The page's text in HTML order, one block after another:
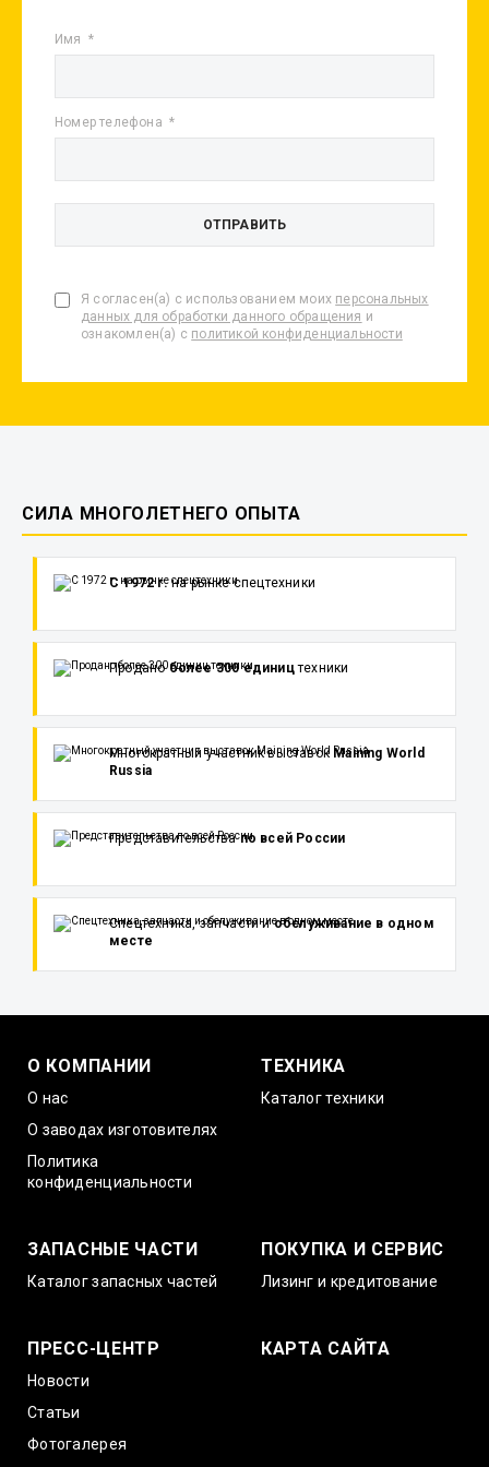
Имя
Номер телефона
Я согласен(а) с использованием моих персональных
данных для обработки данного обращения и
ознакомлен(а) с политикой конфиденциальности
СИЛА МНОГОЛЕТНЕГО ОПЫТА
С 1972 г.на рынке спецтехники
Проданоболее 300 едиництехники
Многократный участник выставок Maining World
Russia
Представительствапо всей России
Спецтехника, запчасти иобслуживание в одном
месте
О КОМПАНИИ
О нас
О заводах изготовителях
Политика
конфиденциальности
ТЕХНИКА
Каталог техники
ЗАПАСНЫЕ ЧАСТИ
Каталог запасных частей
ПОКУПКА И СЕРВИС
Лизинг и кредитование
ПРЕСС-ЦЕНТР
Новости
Статьи
Фотогалерея
КАРТА САЙТА